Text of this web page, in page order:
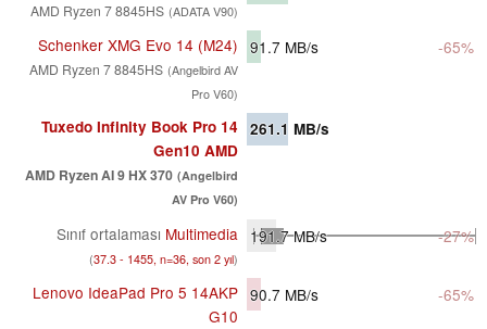
AMD Ryzen 7 8845HS (ADATA V90)
Schenker XMG Evo 14 (M24)
AMD Ryzen 7 8845HS (Angelbird AV
Pro V60)
91.7 MB/s -65%
Tuxedo Infinity Book Pro 14
Gen10 AMD
AMD Ryzen AI 9 HX 370 (Angelbird
AV Pro V60)
261.1 MB/s
Sınıf ortalaması Multimedia
(37.3 - 1455, n=36, son 2 yıl)
191.7MB/s -27%
Lenovo IdeaPad Pro 5 14AKP
G10
90.7 MB/s -65%